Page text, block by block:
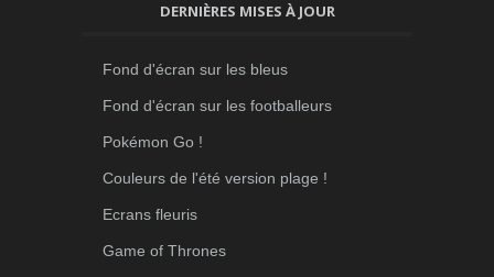
DERNIÈRES MISES À JOUR
Fond d'écran sur les bleus
Fond d'écran sur les footballeurs
Pokémon Go !
Couleurs de l'été version plage !
Ecrans fleuris
Game of Thrones